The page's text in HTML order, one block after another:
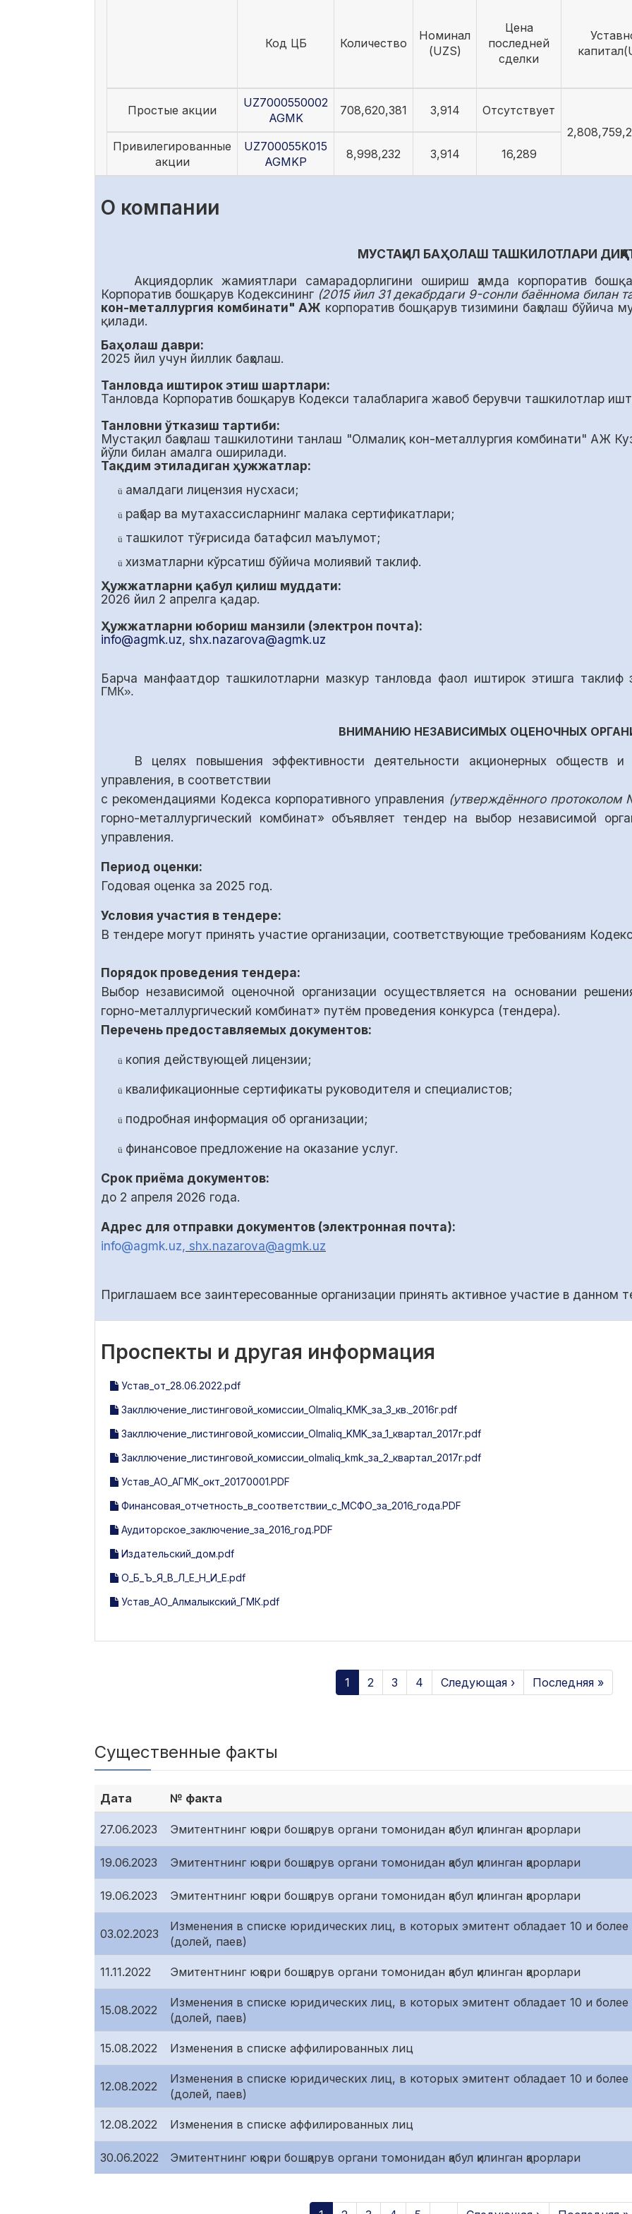
Код ЦБ Количество
Номинал
(UZS)
Цена
последней
сделки
Простые акции
UZ7000550002
AGMK
708,620,381 3,914
Отсутствует
Привилегированные
акции
UZ700055K015
AGMKP
8,998,232 3,914 16,289
О компании
МУСТАҚИЛ БАҲОЛАШ ТАШКИЛОТЛАРИ
Акциядорлик жамиятлари самарадорлигини ошириш ҳамда корпоратив
Корпоратив бошқарув Кодексининг (2015 йил 31 декабрдаги 9-сонли баённома билан
кон-металлургия комбинати" АЖ корпоратив бошқарув тизимини баҳолаш бўйича
қилади.
Баҳолаш даври:
2025 йил учун йиллик баҳолаш.
Танловда иштирок этиш шартлари:
Танловда Корпоратив бошқарув Кодекси талабларига жавоб берувчи ташкилотлар
Танловни ўтказиш тартиби:
Мустақил баҳолаш ташкилотини танлаш "Олмалиқ кон-металлургия комбинати" АЖ
йўли билан амалга оширилади.
Тақдим этиладиган ҳужжатлар:
ü амалдаги лицензия нусхаси;
ü раҳбар ва мутахассисларнинг малака сертификатлари;
ü ташкилот тўғрисида батафсил маълумот;
ü хизматларни кўрсатиш бўйича молиявий таклиф.
Ҳужжатларни қабул қилиш муддати:
2026 йил 2 апрелга қадар.
Ҳужжатларни юбориш манзили (электрон почта):
info@agmk.uz, shx.nazarova@agmk.uz
Барча манфаатдор ташкилотларни мазкур танловда фаол иштирок этишга таклиф
ГМК».
ВНИМАНИЮ НЕЗАВИСИМЫХ ОЦЕНОЧНЫХ
В целях повышения эффективности деятельности акционерных обществ и
управления, в соответствии
с рекомендациями Кодекса корпоративного управления (утверждённого протоколом
горно-металлургический комбинат» объявляет тендер на выбор независимой
управления.
Период оценки:
Годовая оценка за 2025 год.
Условия участия в тендере:
В тендере могут принять участие организации, соответствующие требованиям
Порядок проведения тендера:
Выбор независимой оценочной организации осуществляется на основании
горно-металлургический комбинат» путём проведения конкурса (тендера).
Перечень предоставляемых документов:
ü копия действующей лицензии;
ü квалификационные сертификаты руководителя и специалистов;
ü подробная информация об организации;
ü финансовое предложение на оказание услуг.
Срок приёма документов:
до 2 апреля 2026 года.
Адрес для отправки документов (электронная почта):
info@agmk.uz, shx.nazarova@agmk.uz
Приглашаем все заинтересованные организации принять активное участие в данном
Проспекты и другая информация
Устав_от_28.06.2022.pdf
Закллючение_листинговой_комиссии_Olmaliq_KMK_за_3_кв._2016г.pdf
Закллючение_листинговой_комиссии_Olmaliq_KMK_за_1_квартал_2017г.pdf
Закллючение_листинговой_комиссии_olmaliq_kmk_за_2_квартал_2017г.pdf
Устав_АО_АГМК_окт_20170001.PDF
Финансовая_отчетность_в_соответствии_с_МСФО_за_2016_года.PDF
Аудиторское_заключение_за_2016_год.PDF
Издательский_дом.pdf
О_Б_Ъ_Я_В_Л_Е_Н_И_Е.pdf
Устав_АО_Алмалыкский_ГМК.pdf
1 2 3 4 Следующая › Последняя »
Существенные факты
Дата № факта
27.06.2023 Эмитентнинг юқори бошқарув органи томонидан қабул қилинган қарорлари
19.06.2023 Эмитентнинг юқори бошқарув органи томонидан қабул қилинган қарорлари
19.06.2023 Эмитентнинг юқори бошқарув органи томонидан қабул қилинган қарорлари
03.02.2023
Изменения в списке юридических лиц, в которых эмитент обладает 10 и
(долей, паев)
11.11.2022 Эмитентнинг юқори бошқарув органи томонидан қабул қилинган қарорлари
15.08.2022
Изменения в списке юридических лиц, в которых эмитент обладает 10 и
(долей, паев)
15.08.2022 Изменения в списке аффилированных лиц
12.08.2022
Изменения в списке юридических лиц, в которых эмитент обладает 10 и
(долей, паев)
12.08.2022 Изменения в списке аффилированных лиц
30.06.2022 Эмитентнинг юқори бошқарув органи томонидан қабул қилинган қарорлари